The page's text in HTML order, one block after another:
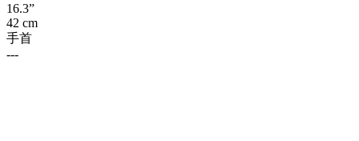
16.3”
42 cm
手首
---